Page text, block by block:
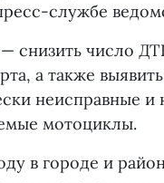
службе
снизить число
а также
неисправные и
мотоциклы.
в городе и